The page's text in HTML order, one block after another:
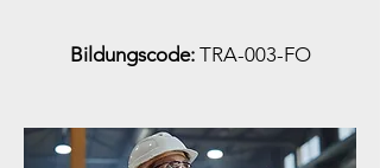
Bildungscode: TRA-003-FO